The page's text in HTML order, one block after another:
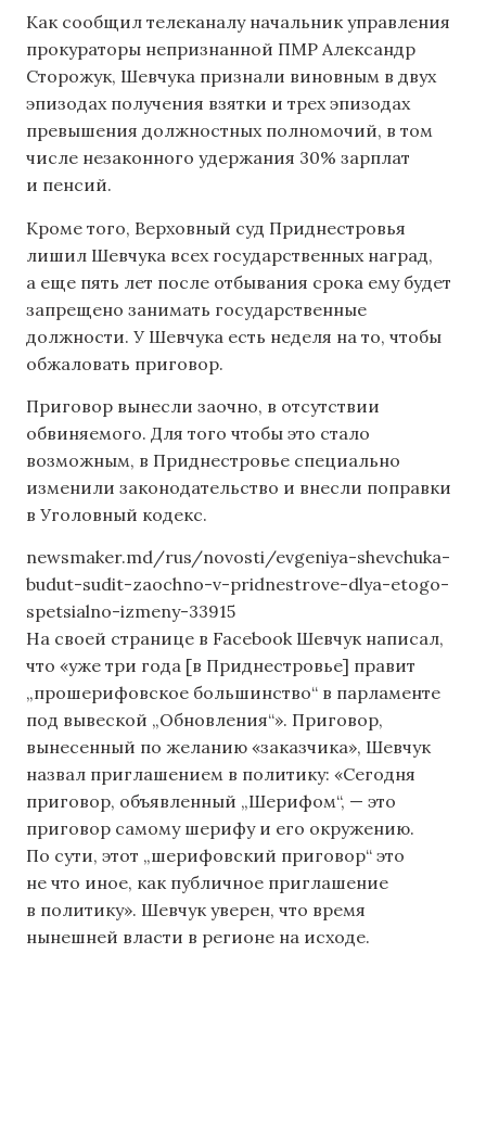
Как сообщил телеканалу начальник управления
прокураторы непризнанной ПМР Александр
Сторожук, Шевчука признали виновным в двух
эпизодах получения взятки и трех эпизодах
превышения должностных полномочий, в том
числе незаконного удержания 30% зарплат
и пенсий.
Кроме того, Верховный суд Приднестровья
лишил Шевчука всех государственных наград,
а еще пять лет после отбывания срока ему будет
запрещено занимать государственные
должности. У Шевчука есть неделя на то, чтобы
обжаловать приговор.
Приговор вынесли заочно, в отсутствии
обвиняемого. Для того чтобы это стало
возможным, в Приднестровье специально
изменили законодательство и внесли поправки
в Уголовный кодекс.
newsmaker.md/rus/novosti/evgeniya-shevchuka-
budut-sudit-zaochno-v-pridnestrove-dlya-etogo-
spetsialno-izmeny-33915
На своей странице в Facebook Шевчук написал,
что «уже три года [в Приднестровье] правит
„прошерифовское большинство“ в парламенте
под вывеской „Обновления“». Приговор,
вынесенный по желанию «заказчика», Шевчук
назвал приглашением в политику: «Сегодня
приговор, объявленный „Шерифом“, — это
приговор самому шерифу и его окружению.
По сути, этот „шерифовский приговор“ это
не что иное, как публичное приглашение
в политику». Шевчук уверен, что время
нынешней власти в регионе на исходе.